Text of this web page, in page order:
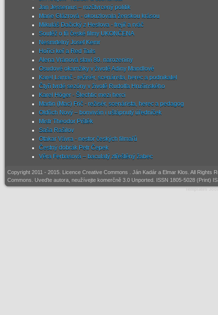
Jan Jessenius – rozčtvrcený politik
Marie Glázrová - okouzlovala ženskou krásou
Mikuláš Dačický z Heslova - frejíř a rváč
Soutěž o tři české filmy UKONČENA
Nesmrtelný Josef Kemr
Hořící keř a Red Tails
Alena Vránová slaví 80. narozeniny
Osudové okamžiky v životě Adiny Mandlové
Karel Lamač - režisér, scenárista, herec a podnikatel
Čtyři tvrdé sezóny v životě Rudolfa Hrušínského
Karel Höger - Šlechtic mezi herci
Martin (Mac) Frič - režisér, scenárista, herec a pedagog
Oldřich Nový – bonviván i ušlápnutý úředníček
Mistr Theodor Pištěk
Saša Rašilov
Otakar Vávra - nestor českých filmařů
Čestný dobrák Petr Čepek
Věra Ferbasová – baculatý ztřeštěný žabec
Copyright 2011 - 2015. Licence Creative Commons
. Ján Kadár a Elmar Klos. All Rights
Commons. Uveďte autora, neužívejte komerčně 3.0 Unported. ISSN 1805-5028 (Print)
Templates